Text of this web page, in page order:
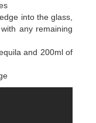
into the glass,
any remaining
and 200ml of